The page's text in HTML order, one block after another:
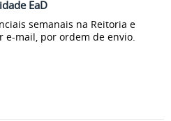
EaD
semanais na Reitoria e
e-mail, por ordem de envio.